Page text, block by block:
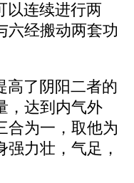
以连续进行两
六经搬动两套功
高了阴阳二者的
，达到内气外
合为一，取他为
力壮，气足，